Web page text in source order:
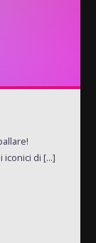
iconici di [...]